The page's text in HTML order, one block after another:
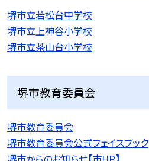
堺市立若松台中学校
堺市立上神谷小学校
堺市立茶山台小学校
堺市教育委員会
堺市教育委員会
堺市教育委員会公式フェイスブック